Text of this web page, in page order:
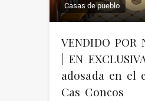
Casas de pueblo
VENDIDO POR
| EN
adosada en el
Cas Concos